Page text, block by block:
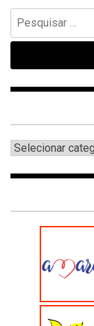
Pesquisar
por:
Navegue: